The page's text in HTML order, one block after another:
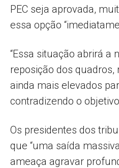
PEC seja aprovada,
essa opção
“Essa situação abrirá a
reposição dos
ainda mais elevados
contradizendo o
Os presidentes dos
que “uma saída
ameaça agravar